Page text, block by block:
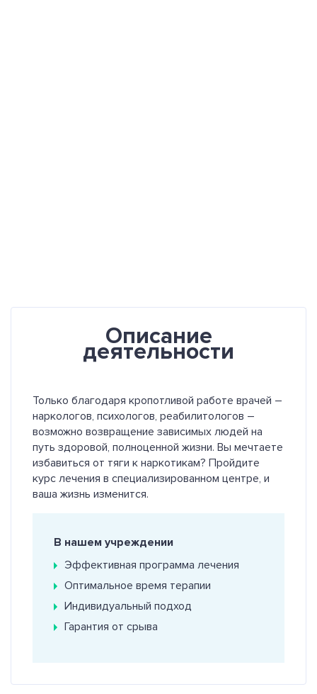
Описание
деятельности
Только благодаря кропотливой работе врачей –
наркологов, психологов, реабилитологов –
возможно возвращение зависимых людей на
путь здоровой, полноценной жизни. Вы мечтаете
избавиться от тяги к наркотикам? Пройдите
курс лечения в специализированном центре, и
ваша жизнь изменится.
В нашем учреждении
Эффективная программа лечения
Оптимальное время терапии
Индивидуальный подход
Гарантия от срыва